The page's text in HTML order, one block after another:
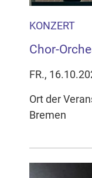
KONZERT
Chor-
FR.,
Ort der
Bremen